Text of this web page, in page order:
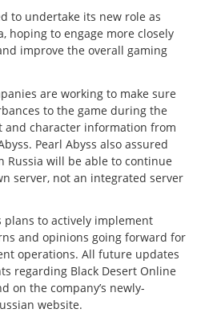
to undertake its new role as
hoping to engage more closely
improve the overall gaming
are working to make sure
to the game during the
and character information from
Pearl Abyss also assured
Russia will be able to continue
server, not an integrated server
plans to actively implement
and opinions going forward for
operations. All future updates
regarding Black Desert Online
on the company’s newly-
website.